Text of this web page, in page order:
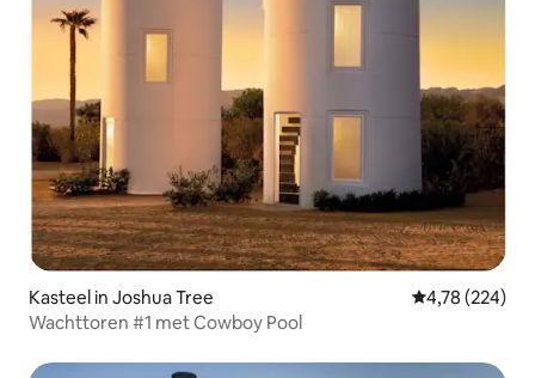
Kasteel in Joshua Tree Gemiddelde
4,78 (224)
Wachttoren #1 met Cowboy Pool